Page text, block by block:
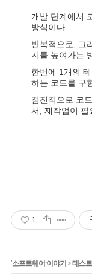
개발 단계에서
방식이다.
반복적으로, 그
지를 높여가는
한번에 1개의
하는 코드를 구
점진적으로 코
서, 재작업이 필
1
'소프트웨어-이야기 >테스